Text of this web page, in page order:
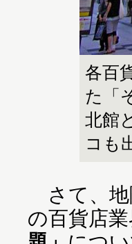
各百
た「
北館
コも
さて、地
の百貨店